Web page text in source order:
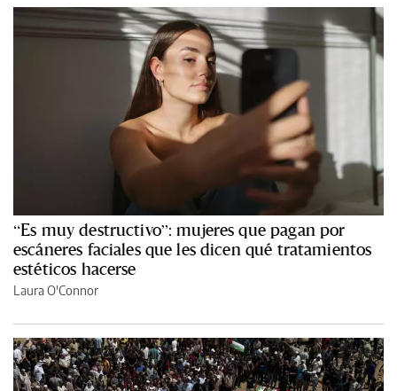
“Es muy destructivo”: mujeres que pagan por
escáneres faciales que les dicen qué tratamientos
estéticos hacerse
Laura O'Connor